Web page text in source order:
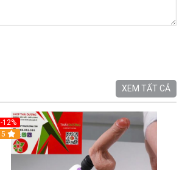
XEM TẤT CẢ
-12%
5